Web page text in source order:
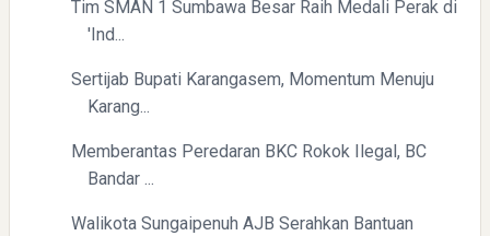
Pelajaran Berharga dari Kasus dr. Tifa dan Roy Suryo
Tim SMAN 1 Sumbawa Besar Raih Medali Perak di
'Ind...
Sertijab Bupati Karangasem, Momentum Menuju
Karang...
Memberantas Peredaran BKC Rokok Ilegal, BC
Bandar ...
Walikota Sungaipenuh AJB Serahkan Bantuan